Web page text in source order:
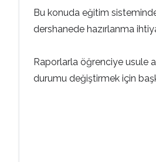
Bu konuda eğitim
dershanede hazırlanma
Raporlarla öğrenciye usule
durumu değiştirmek için